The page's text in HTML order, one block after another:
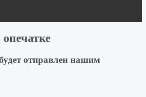
отправлен нашим